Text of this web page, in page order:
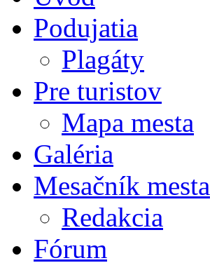
Podujatia
Plagáty
Pre turistov
Mapa mesta
Galéria
Mesačník mesta
Redakcia
Fórum